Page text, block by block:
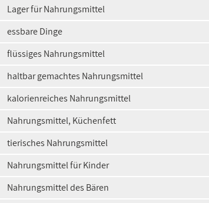
Lager für Nahrungsmittel
essbare Dinge
flüssiges Nahrungsmittel
haltbar gemachtes Nahrungsmittel
kalorienreiches Nahrungsmittel
Nahrungsmittel, Küchenfett
tierisches Nahrungsmittel
Nahrungsmittel für Kinder
Nahrungsmittel des Bären